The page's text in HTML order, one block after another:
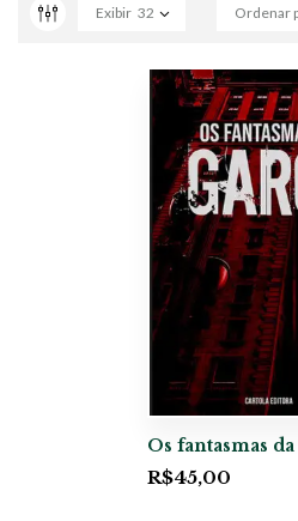
Ordenar
Exibir 32
Os fantasmas
R$45,00